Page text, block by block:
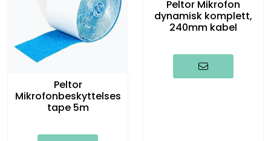
Peltor
Mikrofonbeskyttelses
tape 5m
Peltor Mikrofon
dynamisk komplett,
240mm kabel